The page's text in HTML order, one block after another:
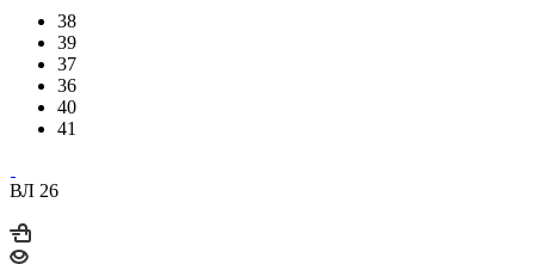
38
39
37
36
40
41
ВЛ 26